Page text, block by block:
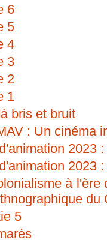
6
5
4
3
2
1
bris et bruit
: Un cinéma
2023
2023
à
du
5